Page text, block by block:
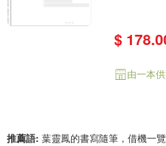
$
由一本
推薦語: 葉靈鳳的書寫隨筆，借機一